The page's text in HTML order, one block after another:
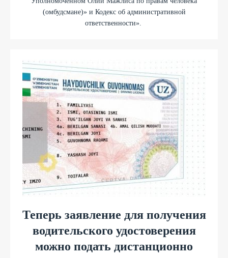
(омбудсмане)» и Кодекс об административной
ответственности».
Теперь заявление для получения
водительского удостоверения
можно подать дистанционно